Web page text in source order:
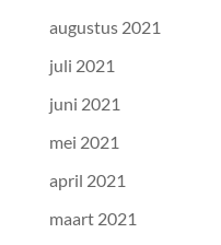
augustus 2021
juli 2021
juni 2021
mei 2021
april 2021
maart 2021